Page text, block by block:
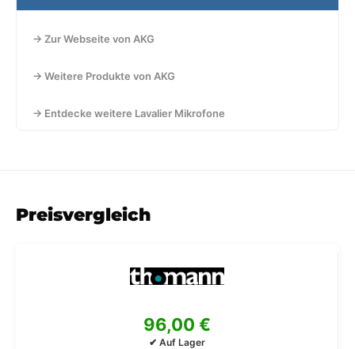
→ Zur Webseite von AKG
→ Weitere Produkte von AKG
→ Entdecke weitere Lavalier Mikrofone
Preisvergleich
96,00 €
✔ Auf Lager